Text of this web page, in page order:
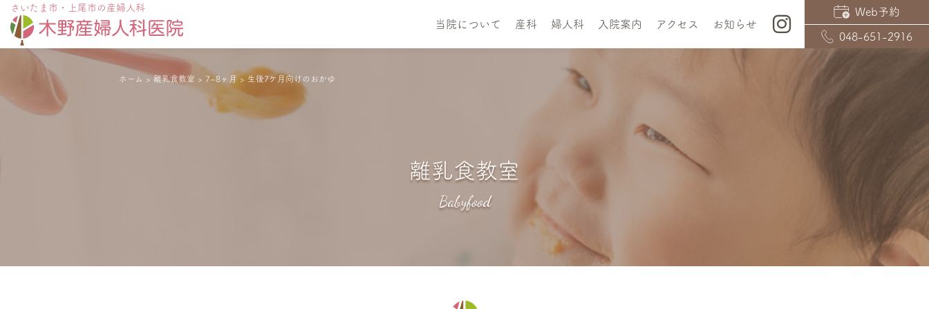
さいたま市・上尾市の産婦人科
当院について 産科 婦人科 入院案内 アクセス お知らせ
Web予約
048-651-2916
ホーム > 離乳食教室 > 7~8ヶ月> 生後7ケ月向けのおかゆ
離乳食教室